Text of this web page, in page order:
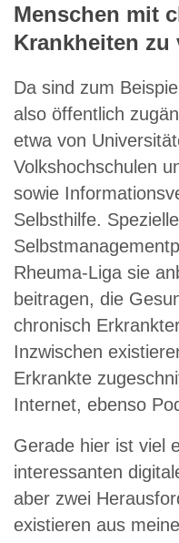
Menschen mit
Krankheiten zu
Da sind zum
also öffentlich
etwa von
Volkshochschulen
sowie
Selbsthilfe. Spezielle
Rheuma-Liga sie
beitragen, die
chronisch
Inzwischen
Erkrankte
Internet, ebenso
Gerade hier ist viel
interessanten
aber zwei
existieren aus